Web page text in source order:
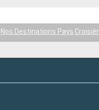
Nos Destinations Pays